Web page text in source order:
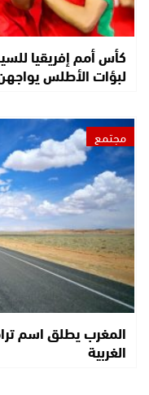
لبؤات الأطلس
مجتمع
المغرب يطلق اسم
الغربية